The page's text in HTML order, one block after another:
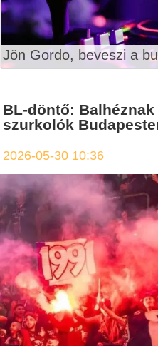
Jön Gordo, beveszi a
BL-döntő:
szurkolók
2026-05-30 10:36